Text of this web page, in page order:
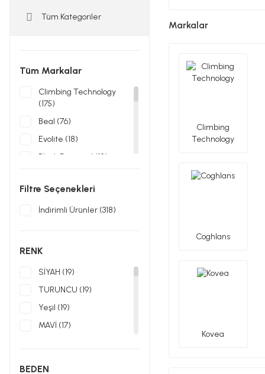
Tüm Kategoriler
Tüm Markalar
Climbing Technology
(175)
Beal (76)
Evolite (18)
Black Diamond (12)
Niteize (6)
Roca (4)
Gilmonte (3)
Naturehike (1)
Filtre Seçenekleri
İndirimli Ürünler (318)
RENK
SİYAH (19)
TURUNCU (19)
Yeşil (19)
MAVİ (17)
BEDEN
Markalar
Climbing
Technology
Coghlans
Kovea